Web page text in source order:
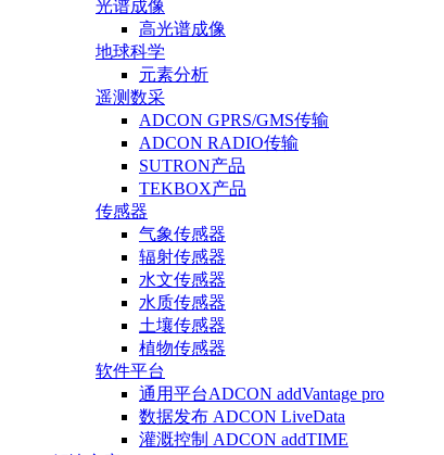
光谱成像
高光谱成像
地球科学
元素分析
遥测数采
ADCON GPRS/GMS传输
ADCON RADIO传输
SUTRON产品
TEKBOX产品
传感器
气象传感器
辐射传感器
水文传感器
水质传感器
土壤传感器
植物传感器
软件平台
通用平台ADCON addVantage pro
数据发布 ADCON LiveData
灌溉控制 ADCON addTIME